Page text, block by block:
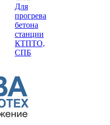
Для
прогрева
бетона
станции
КТПТО,
СПБ